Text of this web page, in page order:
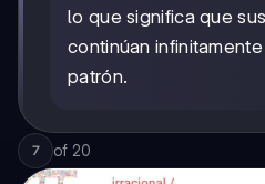
lo que significa que
continúan
patrón.
7 of 20